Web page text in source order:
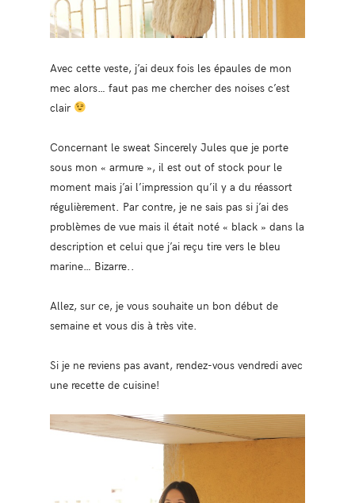
Avec cette veste, j’ai deux fois les épaules de mon
mec alors… faut pas me chercher des noises c’est
clair
Concernant le sweat Sincerely Jules que je porte
sous mon « armure », il est out of stock pour le
moment mais j’ai l’impression qu’il y a du réassort
régulièrement. Par contre, je ne sais pas si j’ai des
problèmes de vue mais il était noté « black » dans la
description et celui que j’ai reçu tire vers le bleu
marine… Bizarre..
Allez, sur ce, je vous souhaite un bon début de
semaine et vous dis à très vite.
Si je ne reviens pas avant, rendez-vous vendredi avec
une recette de cuisine!